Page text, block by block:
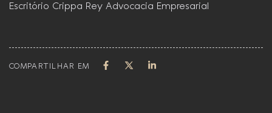
Escritório Crippa Rey Advocacia Empresarial
COMPARTILHAR EM